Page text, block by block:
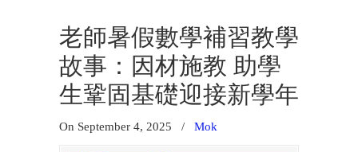
老師暑假數學補習教學
故事：因材施教 助學
生鞏固基礎迎接新學年
On September 4, 2025 / Mok